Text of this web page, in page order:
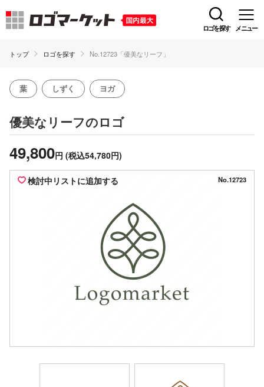
ロゴを探す メニュー
トップ ロゴを探す No.12723「優美なリーフ」
葉 しずく ヨガ
優美なリーフのロゴ
49,800円 (税込54,780円)
検討中リストに追加する No.12723